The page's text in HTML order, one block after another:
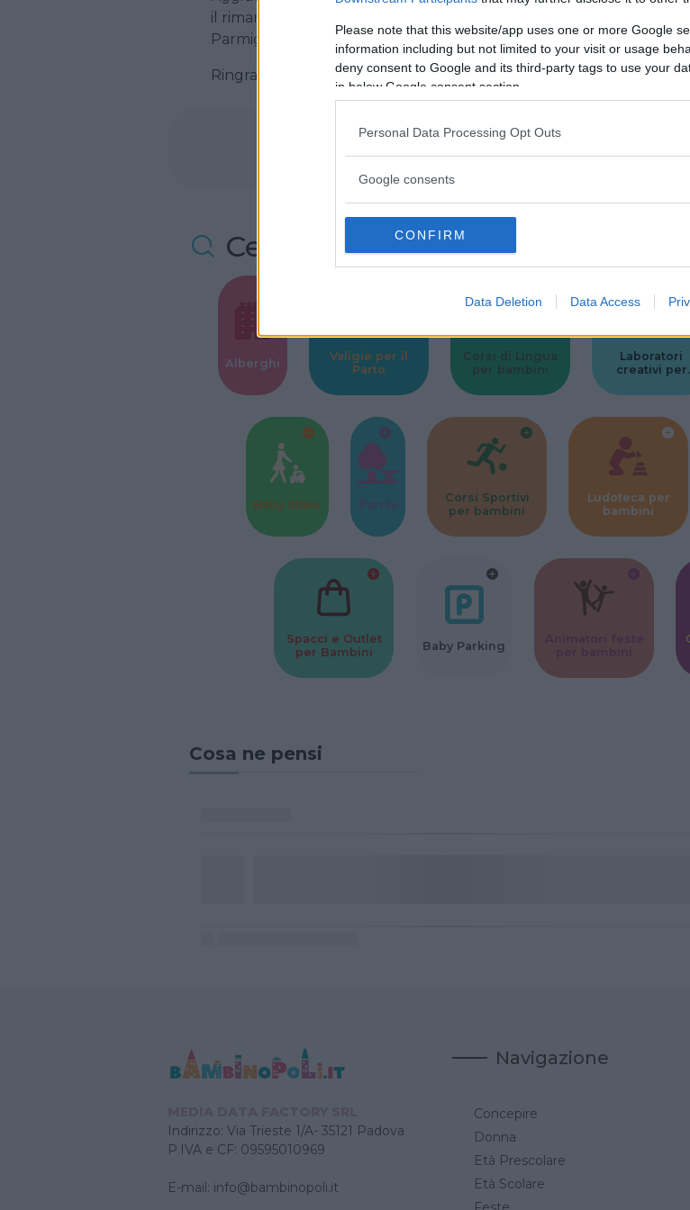
Please note that this website/app uses one or more Google
information including but not limited to your visit or usage
deny consent to Google and its third-party tags to use your
in below Google consent section.
Personal Data Processing Opt Outs
Google consents
CONFIRM
Data Deletion Data Access
il rimanente formaggio. Le ultime 3 sfoglie, e completate con il
Parmigiano. Cuocete in forno caldo ventilato a 190° per 20 minuti.
Ringraziamo per la ricettawww.mammarum.com
Cerca altre strutture
Alberghi
Valigie per il
Parto
Corsi di Lingua
per bambini
Laboratori
creativi per
Baby Sitter Parchi
Corsi Sportivi
per bambini
Ludoteca per
bambini
Spacci e Outlet
per Bambini
Baby Parking
Cosa ne pensi
Indirizzo: Via Trieste 1/A- 35121 Padova
P.IVA e CF: 09595010969
E-mail: info@bambinopoli.it
Navigazione
Concepire
Donna
Età Prescolare
Età Scolare